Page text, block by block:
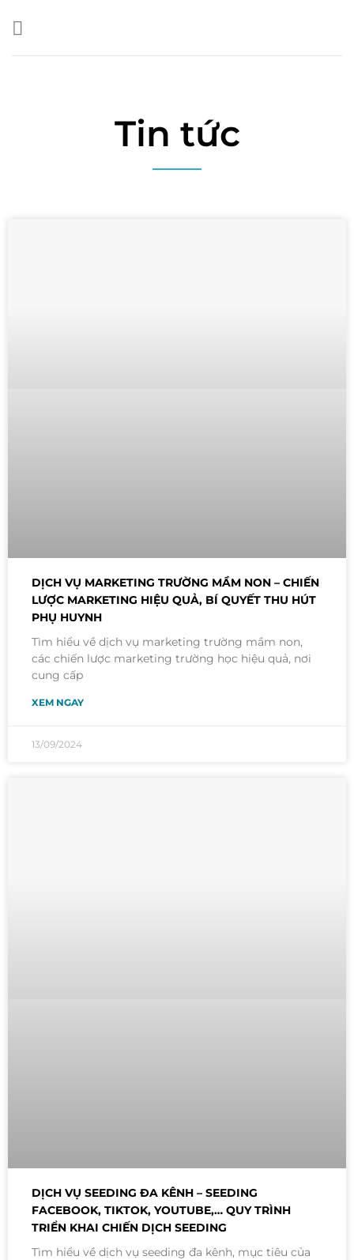
Tin tức
DỊCH VỤ MARKETING TRƯỜNG MẦM NON – CHIẾN
LƯỢC MARKETING HIỆU QUẢ, BÍ QUYẾT THU HÚT
PHỤ HUYNH
Tìm hiểu về dịch vụ marketing trường mầm non,
các chiến lược marketing trường học hiệu quả, nơi
cung cấp
XEM NGAY
13/09/2024
DỊCH VỤ SEEDING ĐA KÊNH – SEEDING
FACEBOOK, TIKTOK, YOUTUBE,… QUY TRÌNH
TRIỂN KHAI CHIẾN DỊCH SEEDING
Tìm hiểu về dịch vụ seeding đa kênh, mục tiêu của